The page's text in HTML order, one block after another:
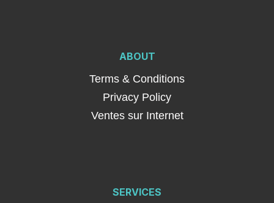
ABOUT
Terms & Conditions
Privacy Policy
Ventes sur Internet
SERVICES